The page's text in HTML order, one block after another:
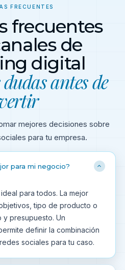
FRECUENTES
frecuentes
de
digital
antes de
mejores decisiones sobre
para tu empresa.
para mi negocio?
para todos. La mejor
tipo de producto o
presupuesto. Un
definir la combinación
sociales para tu caso.